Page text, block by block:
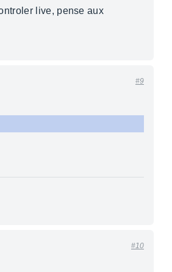
live, pense aux
#9
#10